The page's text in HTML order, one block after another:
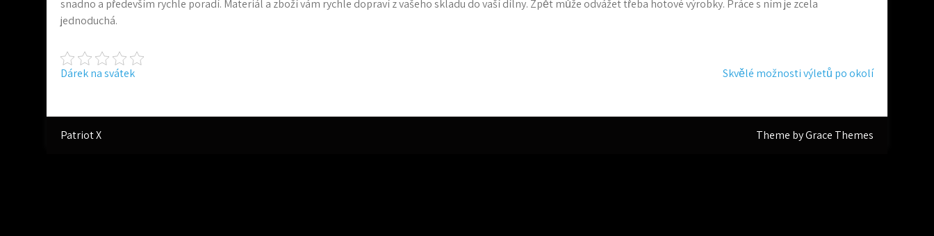
snadno a především rychle poradí. Materiál a zboží vám rychle dopraví z vašeho skladu do vaší dílny. Zpět může odvážet třeba hotové výrobky. Práce s ním je zcela
jednoduchá.
Navigace
příspěvek
Dárek na svátek Skvělé možnosti výletů po okolí
Patriot X Theme by Grace Themes